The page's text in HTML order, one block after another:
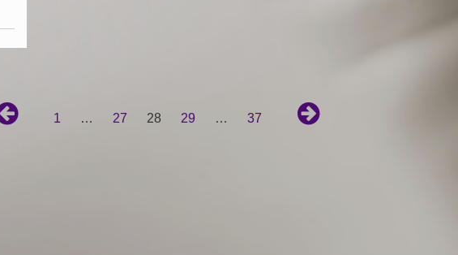
1 … 27 28 29 … 37